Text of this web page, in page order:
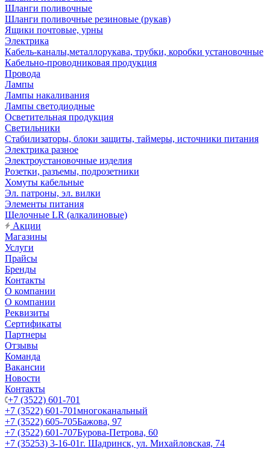
Шланги поливочные
Шланги поливочные резиновые (рукав)
Ящики почтовые, урны
Электрика
Кабель-каналы,металлорукава, трубки, коробки установочные
Кабельно-проводниковая продукция
Провода
Лампы
Лампы накаливания
Лампы светодиодные
Осветительная продукция
Светильники
Стабилизаторы, блоки защиты, таймеры, источники питания
Электрика разное
Электроустановочные изделия
Розетки, разъемы, подрозетники
Хомуты кабельные
Эл. патроны, эл. вилки
Элементы питания
Щелочные LR (алкалиновые)
Акции
Магазины
Услуги
Прайсы
Бренды
Контакты
О компании
О компании
Реквизиты
Сертификаты
Партнеры
Отзывы
Команда
Вакансии
Новости
Контакты
+7 (3522) 601-701
+7 (3522) 601-701многоканальный
+7 (3522) 605-705Бажова, 97
+7 (3522) 601-707Бурова-Петрова, 60
+7 (35253) 3-16-01г. Шадринск, ул. Михайловская, 74